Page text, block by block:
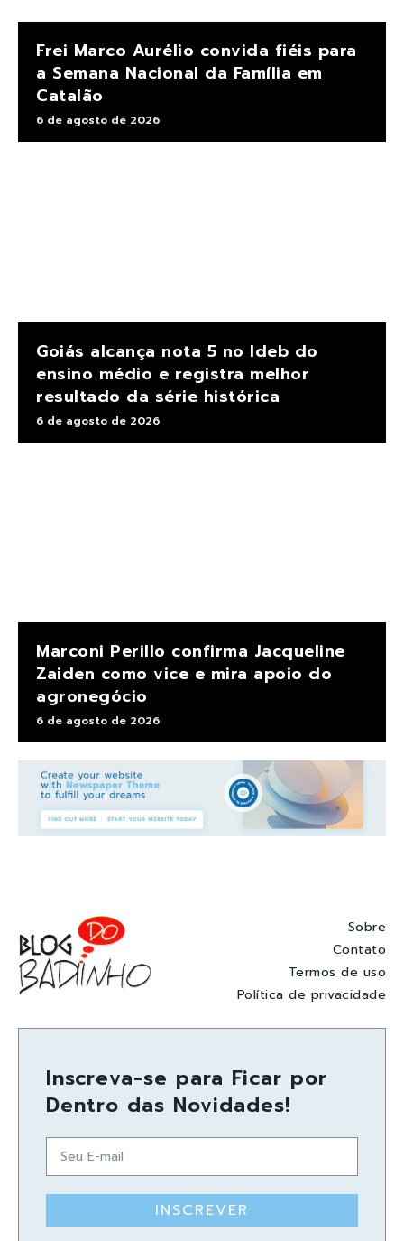
Frei Marco Aurélio convida fiéis para
a Semana Nacional da Família em
Catalão
6 de agosto de 2026
Goiás alcança nota 5 no Ideb do
ensino médio e registra melhor
resultado da série histórica
6 de agosto de 2026
Marconi Perillo confirma Jacqueline
Zaiden como vice e mira apoio do
agronegócio
6 de agosto de 2026
Sobre
Contato
Termos de uso
Política de privacidade
Inscreva-se para Ficar por
Dentro das Novidades!
INSCREVER